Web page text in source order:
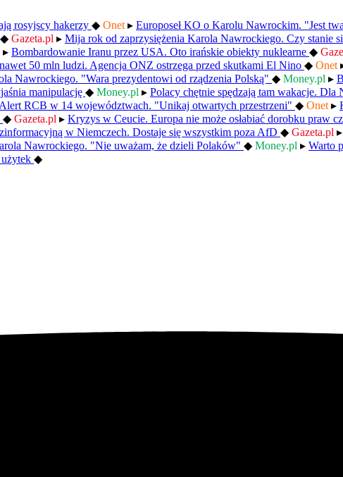
rosyjscy hakerzy ◆ Onet ▸ Europoseł KO o Karolu Nawrockim. "Jest
◆ Gazeta.pl ▸ Mija rok od zaprzysiężenia Karola Nawrockiego. Czy stanie
▸ Bombardowanie Iranu przez USA. Oto irańskie obiekty nuklearne ◆
50 mln ludzi. Agencja ONZ ostrzega przed skutkami El Nino ◆ Onet
Nawrockiego. "Wara prezydentowi od rządzenia Polską" ◆ Money.pl ▸
manipulację ◆ Money.pl ▸ Polacy chętnie spędzają tam wakacje. Dla
Alert RCB w 14 województwach. "Unikaj otwartych przestrzeni" ◆ Onet ▸
◆ Gazeta.pl ▸ Kryzys w Ceucie. Europa nie może osłabiać dorobku praw
w Niemczech. Dostaje się wszystkim poza AfD ◆ Gazeta.pl ▸
Nawrockiego. "Nie uważam, że dzieli Polaków" ◆ Money.pl ▸ Warto
◆